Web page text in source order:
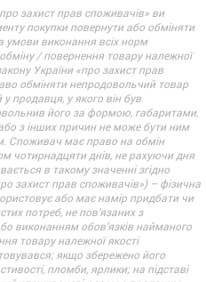
захист прав споживачів» ви
покупки повернути або обміняти
умови виконання всіх норм
/ повернення товару належної
України «про захист прав
обміняти непродовольчий товар
продавця, у якого він був
його за формою, габаритами,
з інших причин не може бути ним
Споживач має право на обмін
чотирнадцяти днів, не рахуючи дня
в такому значенні згідно
захист прав споживачів») – фізична
або має намір придбати чи
потреб, не пов’язаних з
виконанням обов’язків найманого
товару належної якості
якщо збережено його
пломби, ярлики; на підставі